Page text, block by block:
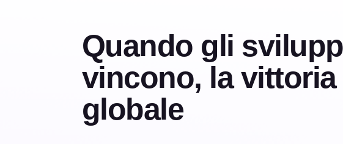
Quando gli
vincono, la vittoria
globale